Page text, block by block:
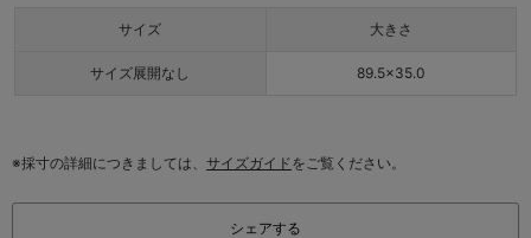
サイズ 大きさ
サイズ展開なし 89.5×35.0
※採寸の詳細につきましては、 サイズガイドをご覧ください。
シェアする